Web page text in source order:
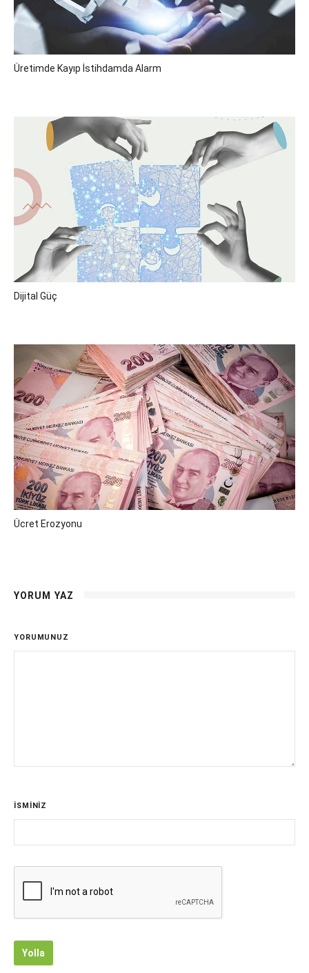
Üretimde Kayıp İstihdamda Alarm
Dijital Güç
Ücret Erozyonu
YORUM YAZ
YORUMUNUZ
İSMİNİZ
Yolla